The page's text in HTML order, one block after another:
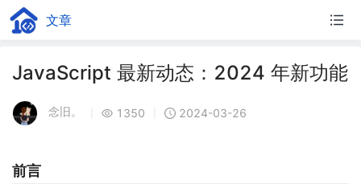
文章
JavaScript 最新动态：2024 年新功能
念旧。 1350 2024-03-26
前言